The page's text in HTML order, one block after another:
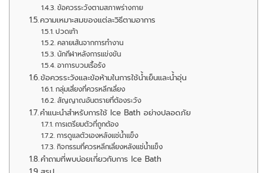
ข้อควรระวังตามสภาพร่างกาย
ความเหมาะสมของแต่ละวิธีตามอาการ
ปวดเท้า
คลายเส้นจากการทำงาน
นักกีฬาหลังการแข่งขัน
อาการบวมเรื้อรัง
ข้อควรระวังและข้อห้ามในการใช้น้ำเย็นและน้ำอุ่น
กลุ่มเสี่ยงที่ควรหลีกเลี่ยง
สัญญาณอันตรายที่ต้องระวัง
คำแนะนำสำหรับการใช้ Ice Bath อย่างปลอดภัย
การเตรียมตัวที่ถูกต้อง
การดูแลตัวเองหลังแช่น้ำแข็ง
กิจกรรมที่ควรหลีกเลี่ยงหลังแช่น้ำแข็ง
คำถามที่พบบ่อยเกี่ยวกับการ Ice Bath